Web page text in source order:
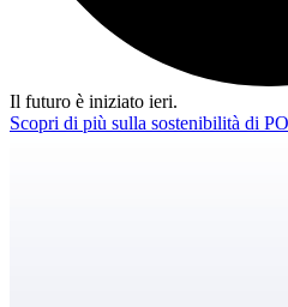
Il futuro è iniziato ieri.
Scopri di più sulla sostenibilità di